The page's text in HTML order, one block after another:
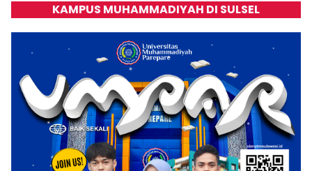
KAMPUS MUHAMMADIYAH DI SULSEL